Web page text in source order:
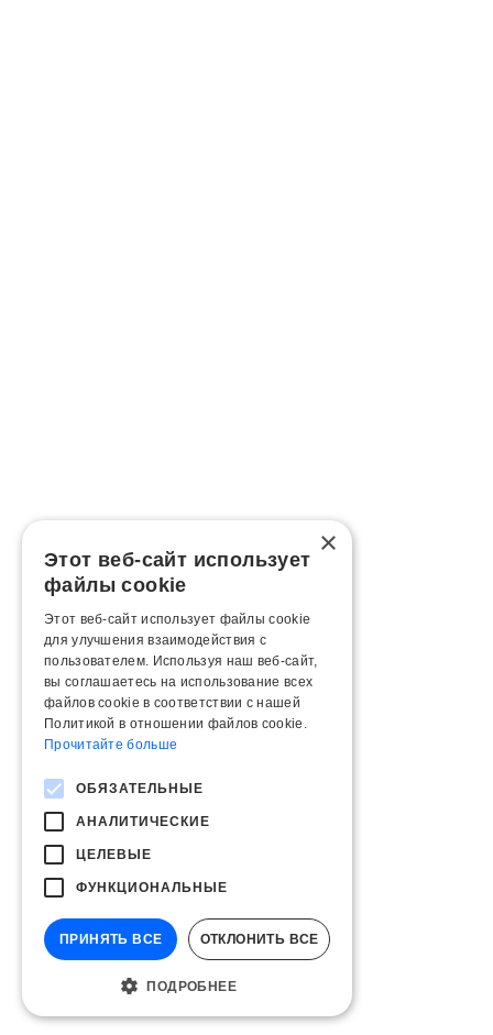
×
Этот веб-сайт использует
файлы cookie
Этот веб-сайт использует файлы cookie
для улучшения взаимодействия с
пользователем. Используя наш веб-сайт,
вы соглашаетесь на использование всех
файлов cookie в соответствии с нашей
Политикой в ​​отношении файлов cookie.
Прочитайте больше
ОБЯЗАТЕЛЬНЫЕ
АНАЛИТИЧЕСКИЕ
ЦЕЛЕВЫЕ
ФУНКЦИОНАЛЬНЫЕ
ПРИНЯТЬ ВСЕ ОТКЛОНИТЬ ВСЕ
ПОДРОБНЕЕ